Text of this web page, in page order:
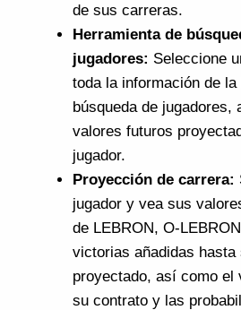
de sus carreras.
Herramienta de
jugadores: Seleccione
toda la información de
búsqueda de jugadores,
valores futuros
jugador.
Proyección de carrera:
jugador y vea sus
de LEBRON, O-
victorias añadidas hasta
proyectado, así como el
su contrato y las